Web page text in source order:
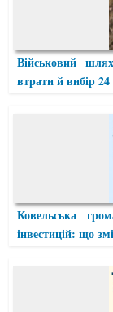
Військовий
втрати й вибір
Ковельська
інвестицій: що